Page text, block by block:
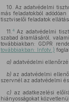
10. Az adatvédelmi
más feladatokból
tisztviselői feladatok
11. 4Az adatvédelmi
szabad áramlásáról,
továbbiakban: GDPR
továbbiakban: Infotv.)
a) adatvédelmi
b) az adatvédelmi
szervnél az adatvédelmi
c) az adatkezelési
hiányosságokat